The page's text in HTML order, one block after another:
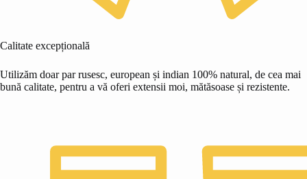
Calitate excepțională
Utilizăm doar par rusesc, european și indian 100% natural, de cea mai
bună calitate, pentru a vă oferi extensii moi, mătăsoase și rezistente.